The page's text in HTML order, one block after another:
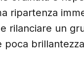
ripartenza
rilanciare un
poca